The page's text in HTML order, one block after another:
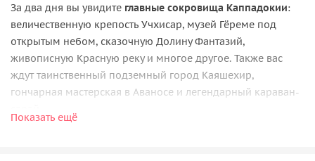
За два дня вы увидите главные сокровища Каппадокии:
величественную крепость Учхисар, музей Гёреме под
открытым небом, сказочную Долину Фантазий,
живописную Красную реку и многое другое. Также вас
ждут таинственный подземный город Каяшехир,
гончарная мастерская в Аваносе и легендарный караван-
Показать ещё